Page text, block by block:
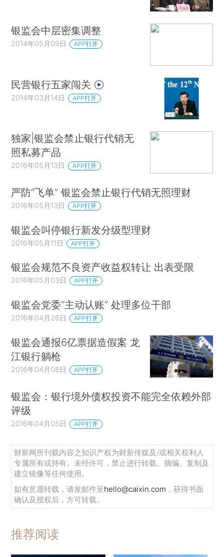
银监会中层密集调整
2014年05月09日 APP打开
民营银行五家闯关
2014年03月14日 APP打开
独家|银监会禁止银行代销无
照私募产品
2016年05月13日 APP打开
严防“飞单” 银监会禁止银行代销无照理财
2016年05月13日 APP打开
银监会叫停银行新发分级型理财
2016年05月11日 APP打开
银监会规范不良资产收益权转让 出表受限
2016年05月03日 APP打开
银监会党委“主动认账” 处理多位干部
2016年04月26日 APP打开
银监会通报6亿票据造假案 龙
江银行躺枪
2016年04月08日 APP打开
银监会：银行境外债权投资不能完全依赖外部
评级
2016年04月05日 APP打开
财新网所刊载内容之知识产权为财新传媒及/或相关权利人
专属所有或持有。未经许可，禁止进行转载、摘编、复制及
建立镜像等任何使用。
如有意愿转载，请发邮件至hello@caixin.com ，获得书面
确认及授权后，方可转载。
推荐阅读